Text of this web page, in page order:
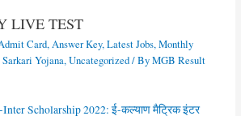
LIVE TEST
Card,Answer Key,Latest Jobs,Monthly
Sarkari Yojana,Uncategorized/ ByMGB Result